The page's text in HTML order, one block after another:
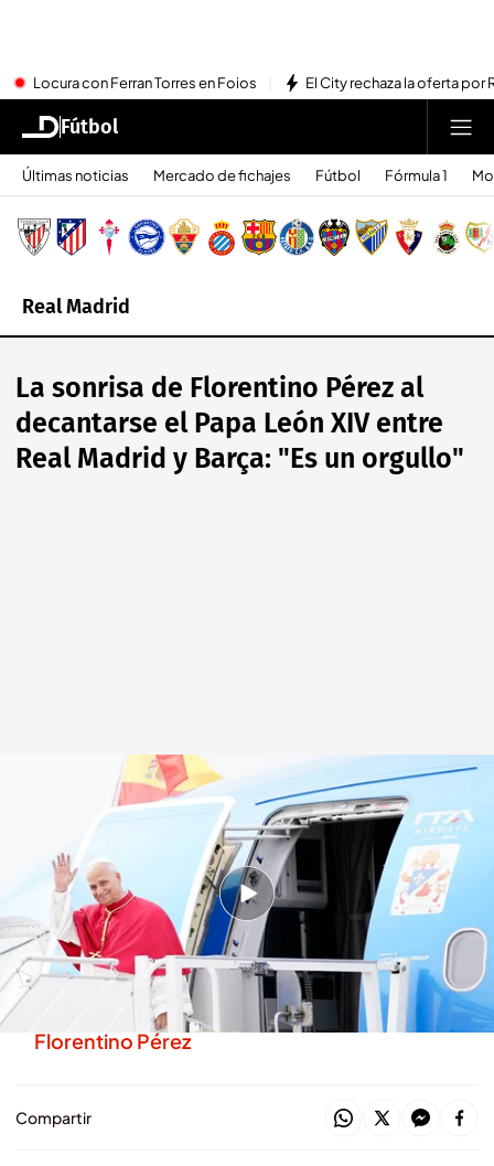
Locura con Ferran Torres en Foios El City rechaza la oferta por
Fútbol
Últimas noticias Mercado de fichajes Fútbol Fórmula 1
Real Madrid
La sonrisa de Florentino Pérez al
decantarse el Papa León XIV entre
Real Madrid y Barça: "Es un orgullo"
El Papa León XIV, a su llegada a Madrid
06 JUN 2026 - 13:51h.
El Papa León XIV confirmó que "Robert Prevost
es del Real Madrid"
El doble problema del fichaje de Michael Olise
por el Real Madrid como la gran bomba de
Florentino Pérez
Compartir